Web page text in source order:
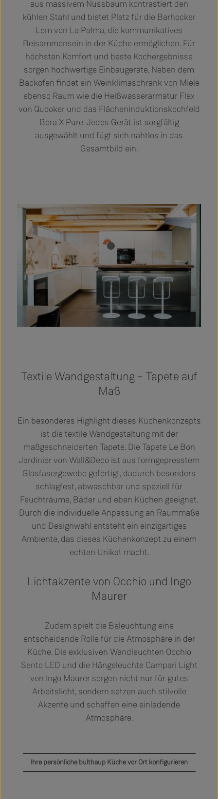
aus massivem Nussbaum kontrastiert den
kühlen Stahl und bietet Platz für die Barhocker
Lem von La Palma, die kommunikatives
Beisammensein in der Küche ermöglichen. Für
höchsten Komfort und beste Kochergebnisse
sorgen hochwertige Einbaugeräte. Neben dem
Backofen findet ein Weinklimaschrank von Miele
ebenso Raum wie die Heißwasserarmatur Flex
von Quooker und das Flächeninduktionskochfeld
Bora X Pure. Jedes Gerät ist sorgfältig
ausgewählt und fügt sich nahtlos in das
Gesamtbild ein.
Textile Wandgestaltung – Tapete auf
Maß
Ein besonderes Highlight dieses Küchenkonzepts
ist die textile Wandgestaltung mit der
maßgeschneiderten Tapete. Die Tapete Le Bon
Jardinier von Wall&Deco ist aus formgepresstem
Glasfasergewebe gefertigt, dadurch besonders
schlagfest, abwaschbar und speziell für
Feuchträume, Bäder und eben Küchen geeignet.
Durch die individuelle Anpassung an Raummaße
und Designwahl entsteht ein einzigartiges
Ambiente, das dieses Küchenkonzept zu einem
echten Unikat macht.
Lichtakzente von Occhio und Ingo
Maurer
Zudem spielt die Beleuchtung eine
entscheidende Rolle für die Atmosphäre in der
Küche. Die exklusiven Wandleuchten Occhio
Sento LED und die Hängeleuchte Campari Light
von Ingo Maurer sorgen nicht nur für gutes
Arbeitslicht, sondern setzen auch stilvolle
Akzente und schaffen eine einladende
Atmosphäre.
Ihre persönliche bulthaup Küche vor Ort konfigurieren